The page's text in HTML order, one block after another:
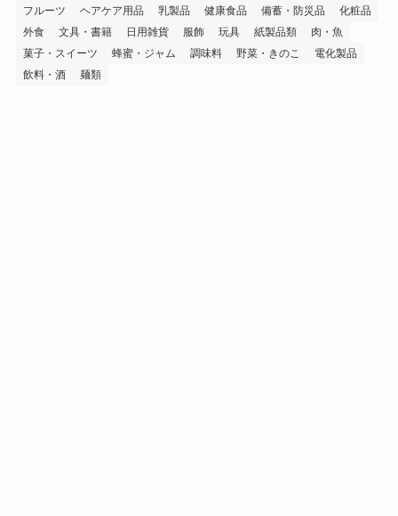
フルーツ
ヘアケア用品 乳製品 健康食品 備蓄・防災品
化粧品
外食
文具・書籍 日用雑貨 服飾 玩具 紙製品類
肉・魚
菓子・スイーツ
蜂蜜・ジャム 調味料 野菜・きのこ
電化製品
飲料・酒
麺類